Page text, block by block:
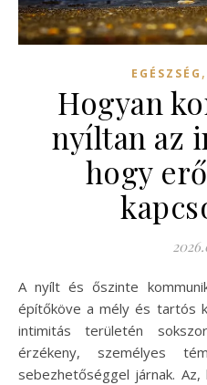
EGÉSZSÉG ,
Hogyan
nyíltan az
hogy
A nyílt és őszinte kommunikáció az egyik legfontosabb
építőköve a mély és tartós
intimitás területén
érzékeny, személyes
sebezhetőséggel járnak.